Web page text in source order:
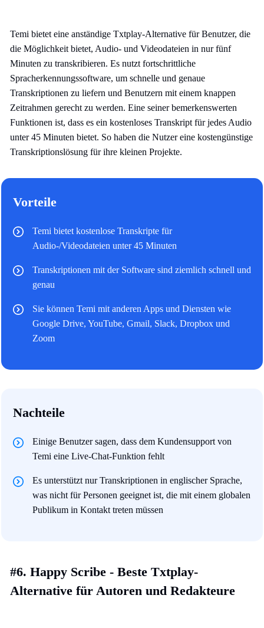
Temi bietet eine anständige Txtplay-Alternative für Benutzer, die
die Möglichkeit bietet, Audio- und Videodateien in nur fünf
Minuten zu transkribieren. Es nutzt fortschrittliche
Spracherkennungssoftware, um schnelle und genaue
Transkriptionen zu liefern und Benutzern mit einem knappen
Zeitrahmen gerecht zu werden. Eine seiner bemerkenswerten
Funktionen ist, dass es ein kostenloses Transkript für jedes Audio
unter 45 Minuten bietet. So haben die Nutzer eine kostengünstige
Transkriptionslösung für ihre kleinen Projekte.
Vorteile
Temi bietet kostenlose Transkripte für
Audio-/Videodateien unter 45 Minuten
Transkriptionen mit der Software sind ziemlich schnell und
genau
Sie können Temi mit anderen Apps und Diensten wie
Google Drive, YouTube, Gmail, Slack, Dropbox und
Zoom
Nachteile
Einige Benutzer sagen, dass dem Kundensupport von
Temi eine Live-Chat-Funktion fehlt
Es unterstützt nur Transkriptionen in englischer Sprache,
was nicht für Personen geeignet ist, die mit einem globalen
Publikum in Kontakt treten müssen
#6. Happy Scribe - Beste Txtplay-
Alternative für Autoren und Redakteure